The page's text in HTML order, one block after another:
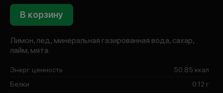
В корзину
Лимон, лед, минеральная газированная вода, сахар,
лайм, мята.
Энерг. ценность
50.85 ккал
Белки
0.12 г